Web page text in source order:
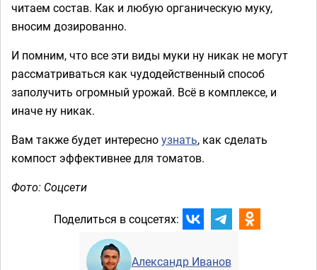
читаем состав. Как и любую органическую муку,
вносим дозированно.
И помним, что все эти виды муки ну никак не могут
рассматриваться как чудодейственный способ
заполучить огромный урожай. Всё в комплексе, и
иначе ну никак.
Вам также будет интересноузнать, как сделать
компост эффективнее для томатов.
Фото: Соцсети
Поделиться в соцсетях:
Александр Иванов